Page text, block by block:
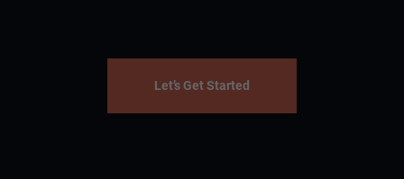
Let’s Get Started